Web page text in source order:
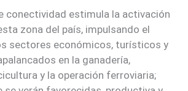
conectividad estimula la activación
zona del país, impulsando el
sectores económicos, turísticos y
en la ganadería,
y la operación ferroviaria;